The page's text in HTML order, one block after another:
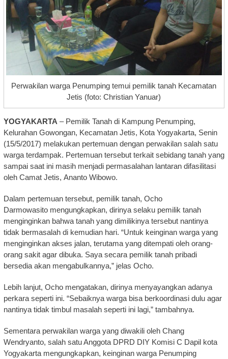
Perwakilan warga Penumping temui pemilik tanah Kecamatan
Jetis (foto: Christian Yanuar)
YOGYAKARTA – Pemilik Tanah di Kampung Penumping,
Kelurahan Gowongan, Kecamatan Jetis, Kota Yogyakarta, Senin
(15/5/2017) melakukan pertemuan dengan perwakilan salah satu
warga terdampak. Pertemuan tersebut terkait sebidang tanah yang
sampai saat ini masih menjadi permasalahan lantaran difasilitasi
oleh Camat Jetis, Ananto Wibowo.
Dalam pertemuan tersebut, pemilik tanah, Ocho
Darmowasito mengungkapkan, dirinya selaku pemilik tanah
menginginkan bahwa tanah yang dimilikinya tersebut nantinya
tidak bermasalah di kemudian hari. “Untuk keinginan warga yang
menginginkan akses jalan, terutama yang ditempati oleh orang-
orang sakit agar dibuka. Saya secara pemilik tanah pribadi
bersedia akan mengabulkannya,” jelas Ocho.
Lebih lanjut, Ocho mengatakan, dirinya menyayangkan adanya
perkara seperti ini. “Sebaiknya warga bisa berkoordinasi dulu agar
nantinya tidak timbul masalah seperti ini lagi,” tambahnya.
Sementara perwakilan warga yang diwakili oleh Chang
Wendryanto, salah satu Anggota DPRD DIY Komisi C Dapil kota
Yogyakarta mengungkapkan, keinginan warga Penumping